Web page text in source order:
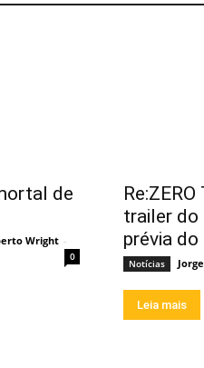
de
Wright -
0
trailer do
prévia
Notícias
Leia mais